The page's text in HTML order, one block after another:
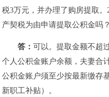
税3万元，并办理了购房提取
产契税为由申请提取公积金吗
答：可以。提取金额不超
个人公积金账户余额，夫妻合
公积金账户须至少按最新缴存
新职工补贴）。